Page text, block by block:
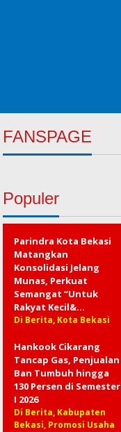
FANSPAGE
Populer
Parindra Kota Bekasi
Matangkan
Konsolidasi Jelang
Munas, Perkuat
Semangat “Untuk
Rakyat Kecil&…
Di Berita, Kota Bekasi
Hankook Cikarang
Tancap Gas, Penjualan
Ban Tumbuh hingga
130 Persen di Semester
I 2026
Di Berita, Kabupaten
Bekasi, Promosi Usaha